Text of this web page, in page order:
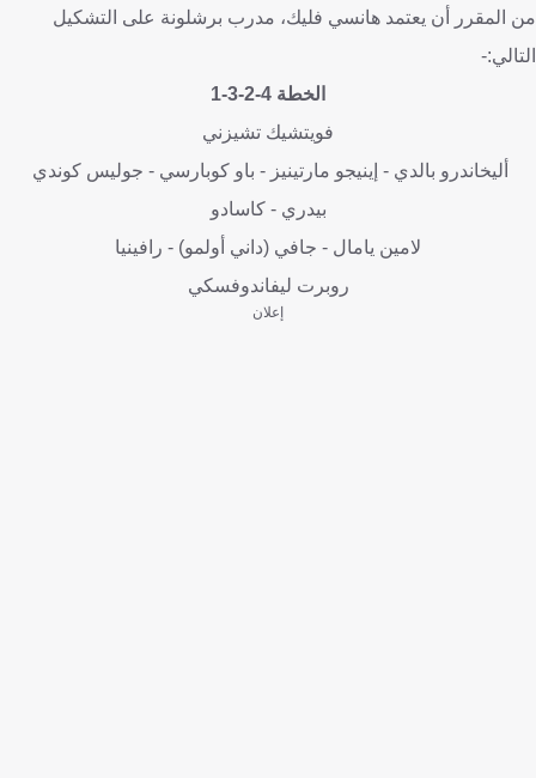
من المقرر أن يعتمد هانسي فليك، مدرب برشلونة على التشكيل
التالي:-
الخطة 4-2-3-1
فويتشيك تشيزني
أليخاندرو بالدي - إينيجو مارتينيز - باو كوبارسي - جوليس كوندي
بيدري - كاسادو
لامين يامال - جافي (داني أولمو) - رافينيا
روبرت ليفاندوفسكي
إعلان